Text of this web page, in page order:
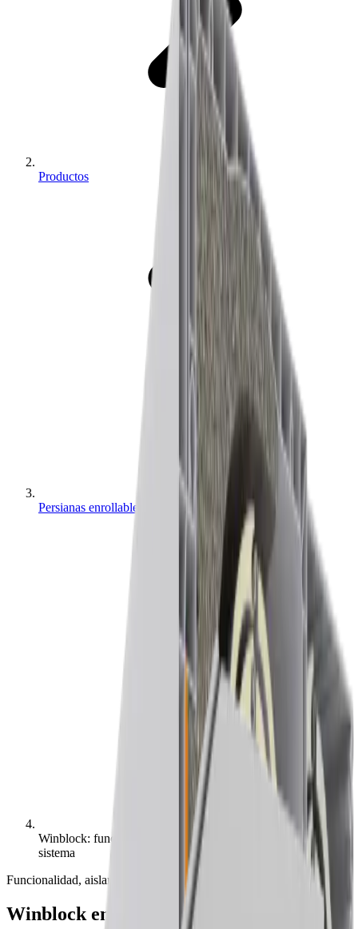
Productos
Persianas enrollables y cajones en Palencia
Winblock: funcionalidad, aislamiento y diseño en un solo
sistema
Funcionalidad, aislamiento y diseño en un solo sistema
Winblock en Palencia